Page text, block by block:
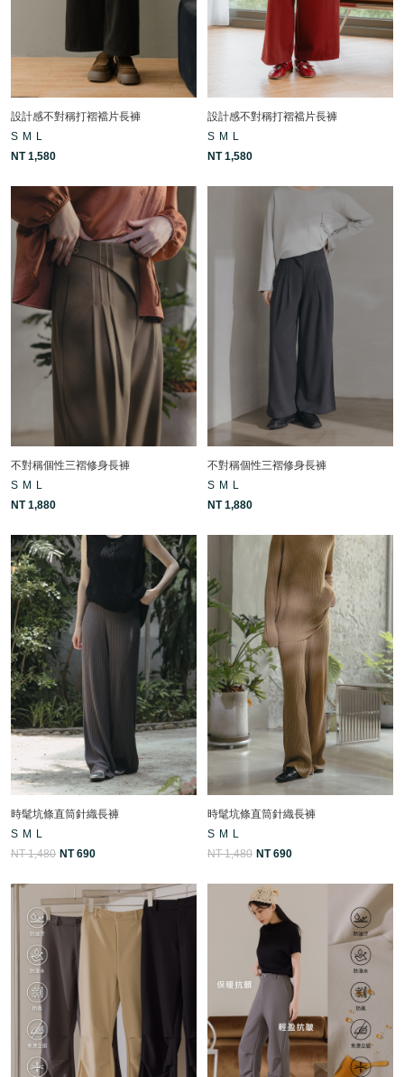
設計感不對稱打褶襠片長褲
S M L
NT 1,580
設計感不對稱打褶襠片長褲
S M L
NT 1,580
不對稱個性三褶修身長褲
S M
L
NT 1,880
不對稱個性三褶修身長褲
S M
L
NT 1,880
時髦坑條直筒針織長褲
S M
L
NT 1,480 NT 690
時髦坑條直筒針織長褲
S M
L
NT 1,480 NT 690